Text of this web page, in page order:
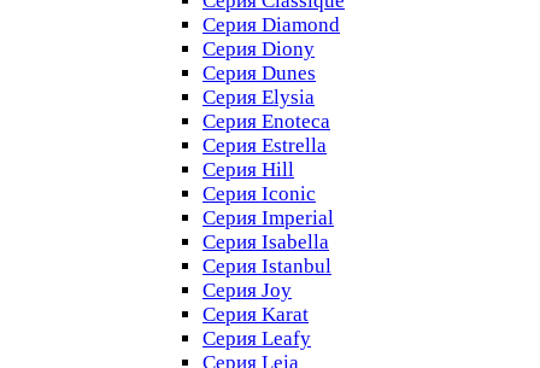
Серия Diamond
Серия Diony
Серия Dunes
Серия Elysia
Серия Enoteca
Серия Estrella
Серия Hill
Серия Iconic
Серия Imperial
Серия Isabella
Серия Istanbul
Серия Joy
Серия Karat
Серия Leafy
Серия Leia